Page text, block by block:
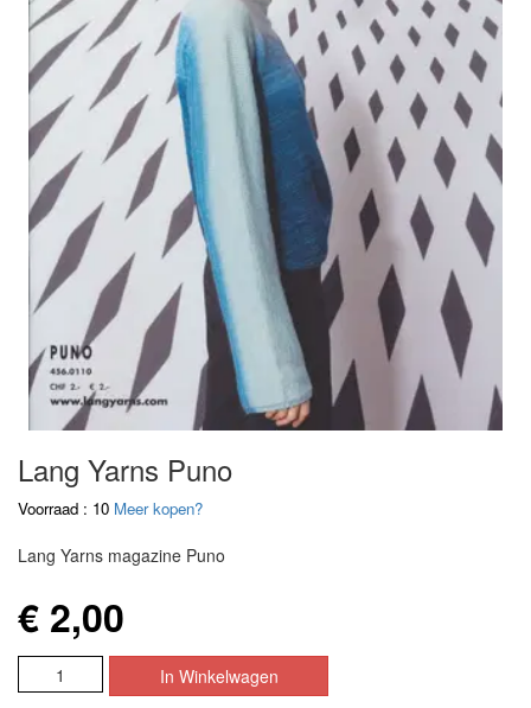
Lang Yarns Puno
Voorraad : 10 Meer kopen?
Lang Yarns magazine Puno
€ 2,00